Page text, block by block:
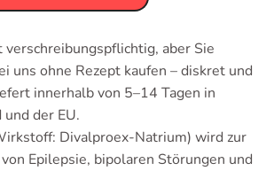
verschreibungspflichtig, aber Sie
uns ohne Rezept kaufen – diskret und
innerhalb von 5–14 Tagen in
der EU.
Divalproex-Natrium) wird zur
Epilepsie, bipolaren Störungen und